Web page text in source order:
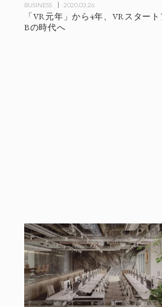
BUSINESS 2020.03.26
「VR元年」から4年、VRスター
Bの時代へ